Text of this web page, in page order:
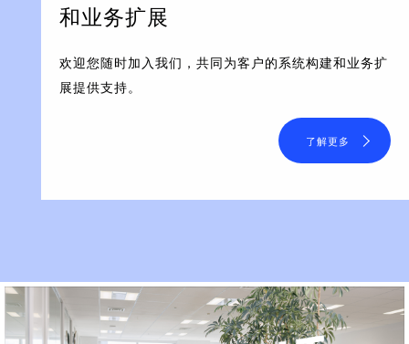
和业务扩展
欢迎您随时加入我们，共同为客户的系统构建和业务扩
展提供支持。
了解更多